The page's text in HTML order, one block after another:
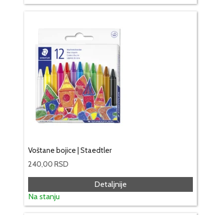
Voštane bojice | Staedtler
240,00 RSD
Detaljnije
Na stanju